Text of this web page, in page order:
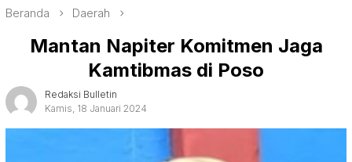
Beranda Daerah
Mantan Napiter Komitmen Jaga
Kamtibmas di Poso
Redaksi Bulletin
Kamis, 18 Januari 2024